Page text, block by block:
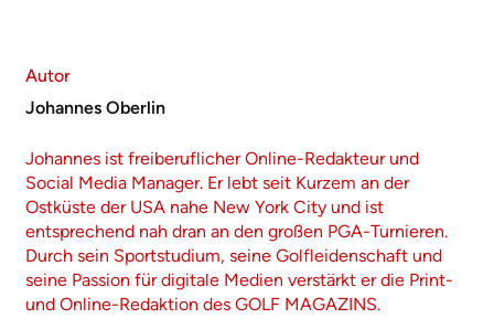
Autor
Johannes Oberlin
Johannes ist freiberuflicher Online-Redakteur und
Social Media Manager. Er lebt seit Kurzem an der
Ostküste der USA nahe New York City und ist
entsprechend nah dran an den großen PGA-Turnieren.
Durch sein Sportstudium, seine Golfleidenschaft und
seine Passion für digitale Medien verstärkt er die Print-
und Online-Redaktion des GOLF MAGAZINS.